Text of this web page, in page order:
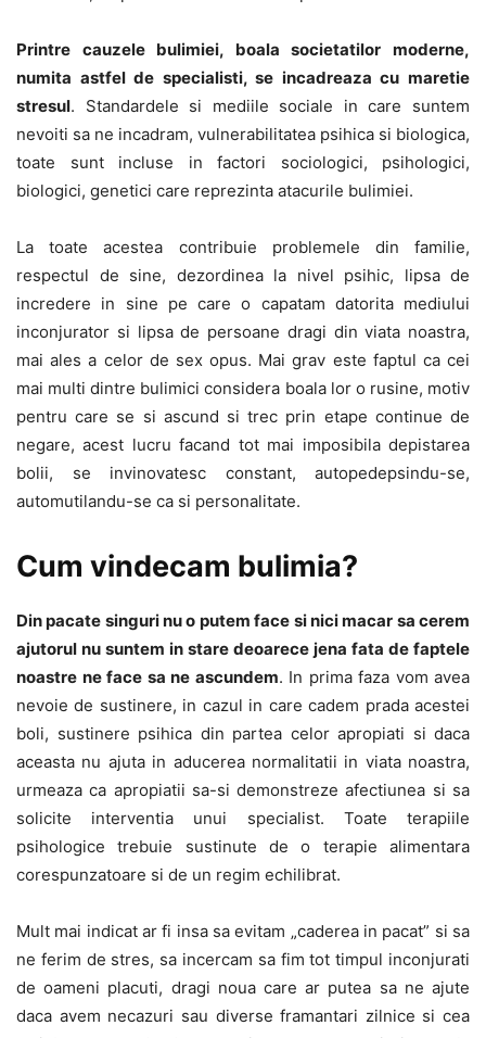
Printre cauzele bulimiei, boala societatilor moderne,
numita astfel de specialisti, se incadreaza cu maretie
stresul. Standardele si mediile sociale in care suntem
nevoiti sa ne incadram, vulnerabilitatea psihica si biologica,
toate sunt incluse in factori sociologici, psihologici,
biologici, genetici care reprezinta atacurile bulimiei.
La toate acestea contribuie problemele din familie,
respectul de sine, dezordinea la nivel psihic, lipsa de
incredere in sine pe care o capatam datorita mediului
inconjurator si lipsa de persoane dragi din viata noastra,
mai ales a celor de sex opus. Mai grav este faptul ca cei
mai multi dintre bulimici considera boala lor o rusine, motiv
pentru care se si ascund si trec prin etape continue de
negare, acest lucru facand tot mai imposibila depistarea
bolii, se invinovatesc constant, autopedepsindu-se,
automutilandu-se ca si personalitate.
Cum vindecam bulimia?
Din pacate singuri nu o putem face si nici macar sa cerem
ajutorul nu suntem in stare deoarece jena fata de faptele
noastre ne face sa ne ascundem. In prima faza vom avea
nevoie de sustinere, in cazul in care cadem prada acestei
boli, sustinere psihica din partea celor apropiati si daca
aceasta nu ajuta in aducerea normalitatii in viata noastra,
urmeaza ca apropiatii sa-si demonstreze afectiunea si sa
solicite interventia unui specialist. Toate terapiile
psihologice trebuie sustinute de o terapie alimentara
corespunzatoare si de un regim echilibrat.
Mult mai indicat ar fi insa sa evitam „caderea in pacat” si sa
ne ferim de stres, sa incercam sa fim tot timpul inconjurati
de oameni placuti, dragi noua care ar putea sa ne ajute
daca avem necazuri sau diverse framantari zilnice si cea